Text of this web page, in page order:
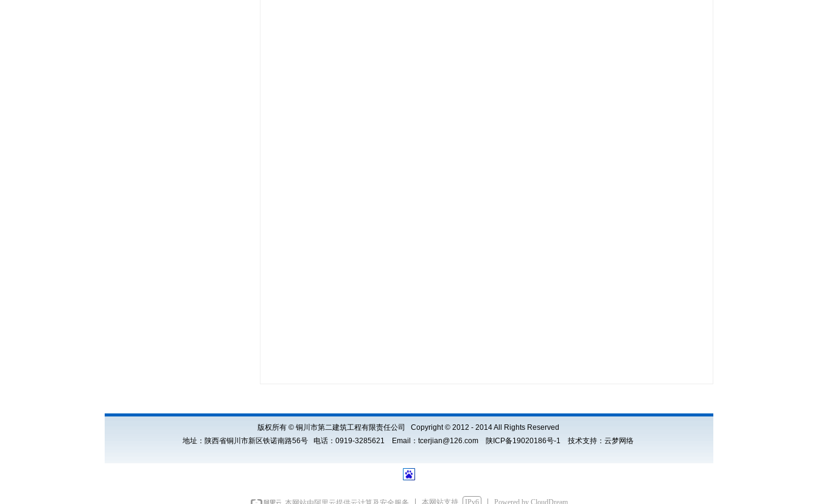
版权所有 © 铜川市第二建筑工程有限责任公司 Copyright © 2012 - 2014 All Rights Reserved
地址：陕西省铜川市新区铁诺南路56号 电话：0919-3285621 Email：tcerjian@126.com 陕ICP备19020186号-1 技术支持：云梦网络
本网站支持 IPv6 Powered by CloudDream